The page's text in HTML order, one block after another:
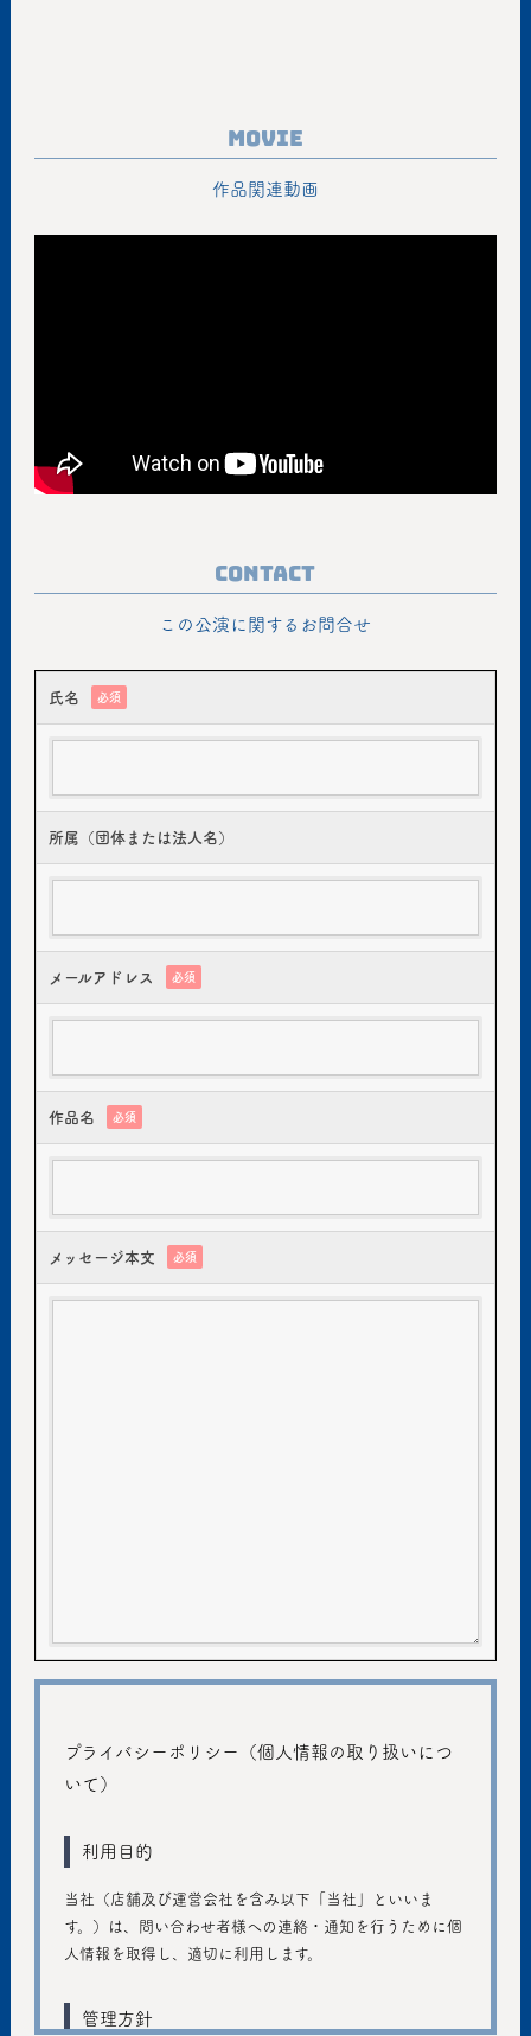
Movie
作品関連動画
Contact
この公演に関するお問合せ
氏名 必須
所属（団体または法人名）
メールアドレス 必須
作品名 必須
メッセージ本文 必須
プライバシーポリシー（個人情報の取り扱いにつ
いて）
利用目的
当社（店舗及び運営会社を含み以下「当社」といいま
す。）は、問い合わせ者様への連絡・通知を行うために個
人情報を取得し、適切に利用します。
管理方針